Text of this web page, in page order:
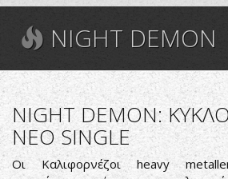
NIGHT DEMON
NIGHT DEMON:
ΝΕΟ SINGLE
Οι Καλιφορνέζοι heavy